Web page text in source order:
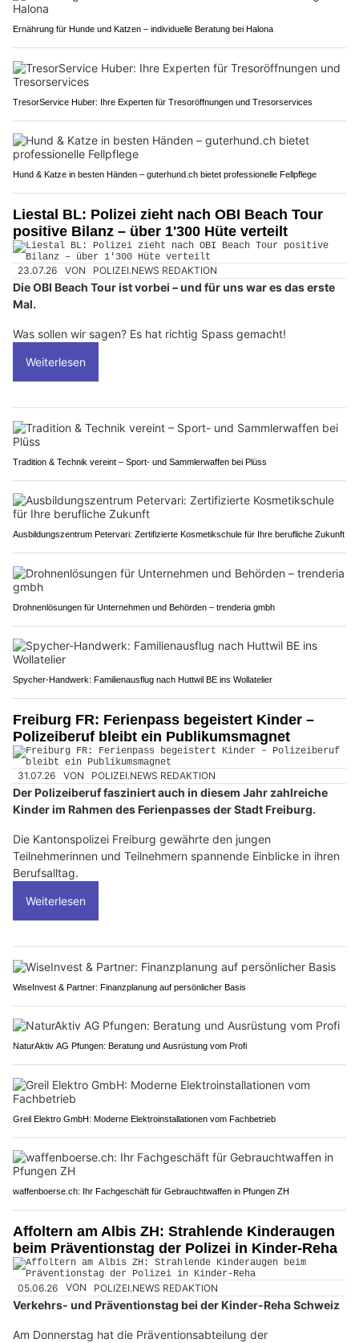
Ernährung für Hunde und Katzen – individuelle Beratung bei Halona
TresorService Huber: Ihre Experten für Tresoröffnungen und Tresorservices
Hund & Katze in besten Händen – guterhund.ch bietet professionelle Fellpflege
Liestal BL: Polizei zieht nach OBI Beach Tour
positive Bilanz – über 1'300 Hüte verteilt
23.07.26 VON POLIZEI.NEWS REDAKTION
Die OBI Beach Tour ist vorbei – und für uns war es das erste
Mal.
Was sollen wir sagen? Es hat richtig Spass gemacht!
Weiterlesen
Tradition & Technik vereint – Sport- und Sammlerwaffen bei Plüss
Ausbildungszentrum Petervari: Zertifizierte Kosmetikschule für Ihre berufliche Zukunft
Drohnenlösungen für Unternehmen und Behörden – trenderia gmbh
Spycher-Handwerk: Familienausflug nach Huttwil BE ins Wollatelier
Freiburg FR: Ferienpass begeistert Kinder –
Polizeiberuf bleibt ein Publikumsmagnet
31.07.26 VON POLIZEI.NEWS REDAKTION
Der Polizeiberuf fasziniert auch in diesem Jahr zahlreiche
Kinder im Rahmen des Ferienpasses der Stadt Freiburg.
Die Kantonspolizei Freiburg gewährte den jungen
Teilnehmerinnen und Teilnehmern spannende Einblicke in ihren
Berufsalltag.
Weiterlesen
WiseInvest & Partner: Finanzplanung auf persönlicher Basis
NaturAktiv AG Pfungen: Beratung und Ausrüstung vom Profi
Greil Elektro GmbH: Moderne Elektroinstallationen vom Fachbetrieb
waffenboerse.ch: Ihr Fachgeschäft für Gebrauchtwaffen in Pfungen ZH
Affoltern am Albis ZH: Strahlende Kinderaugen
beim Präventionstag der Polizei in Kinder-Reha
05.06.26 VON POLIZEI.NEWS REDAKTION
Verkehrs- und Präventionstag bei der Kinder-Reha Schweiz
Am Donnerstag hat die Präventionsabteilung der